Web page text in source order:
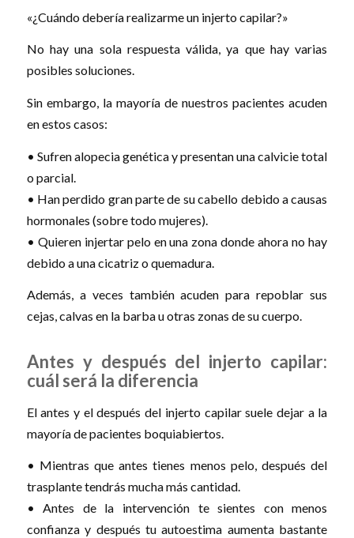
«¿Cuándo debería realizarme un injerto capilar?»
No hay una sola respuesta válida, ya que hay varias
posibles soluciones.
Sin embargo, la mayoría de nuestros pacientes acuden
en estos casos:
• Sufren alopecia genética y presentan una calvicie total
o parcial.
• Han perdido gran parte de su cabello debido a causas
hormonales (sobre todo mujeres).
• Quieren injertar pelo en una zona donde ahora no hay
debido a una cicatriz o quemadura.
Además, a veces también acuden para repoblar sus
cejas, calvas en la barba u otras zonas de su cuerpo.
Antes y después del injerto capilar:
cuál será la diferencia
El antes y el después del injerto capilar suele dejar a la
mayoría de pacientes boquiabiertos.
• Mientras que antes tienes menos pelo, después del
trasplante tendrás mucha más cantidad.
• Antes de la intervención te sientes con menos
confianza y después tu autoestima aumenta bastante